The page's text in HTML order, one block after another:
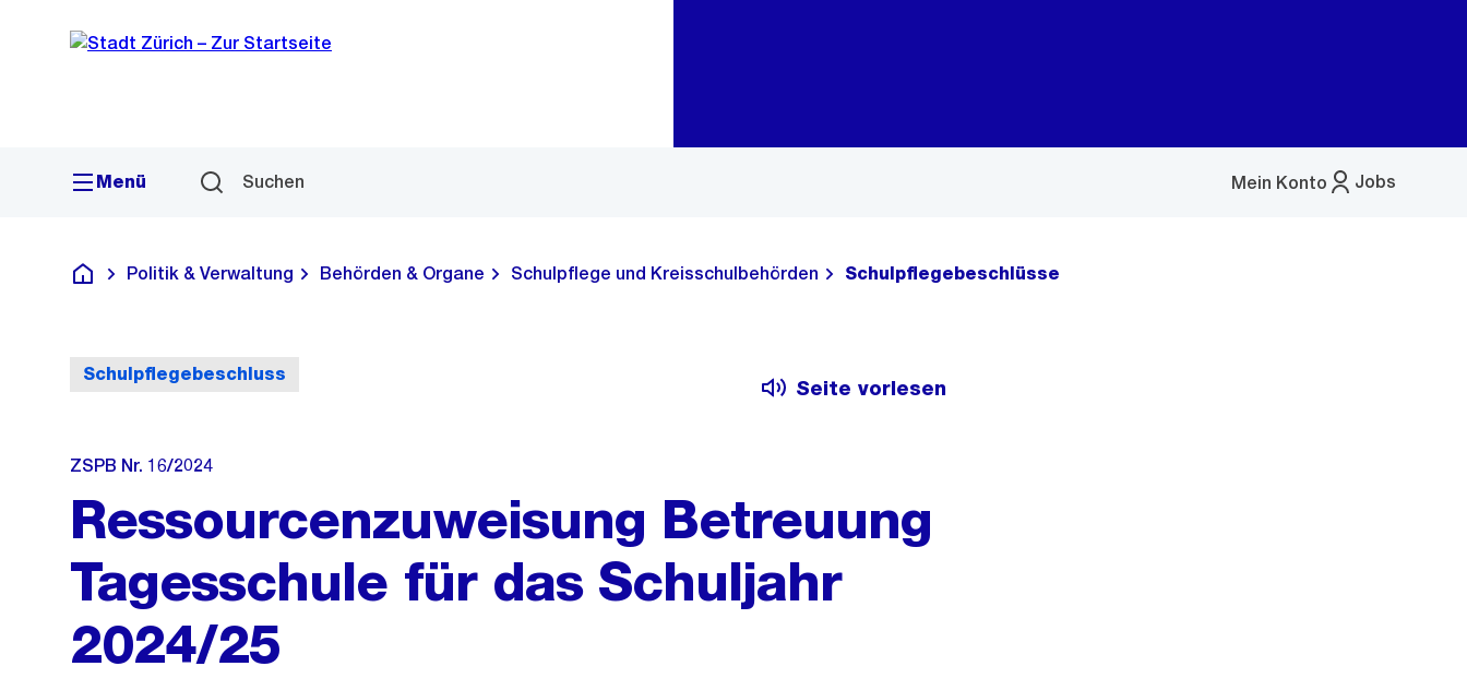
Navigation
Sprunglink
Menü Suchen Jobs
Mein Konto
Menü
Deutsch
Politik & Verwaltung Behörden & Organe Schulpflege und Kreisschulbehörden Schulpflegebeschlüsse
Schulpflegebeschluss
Seite vorlesen
ZSPB Nr. 16/2024
Ressourcenzuweisung Betreuung
Tagesschule für das Schuljahr
2024/25